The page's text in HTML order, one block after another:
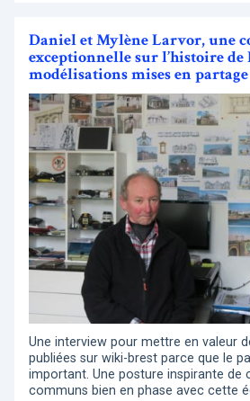
Daniel et Mylène Larvor, une
exceptionnelle sur l’histoire de
modélisations mises en
Une interview pour mettre en valeur
publiées sur wiki-brest parce que le
important. Une posture inspirante de
communs bien en phase avec cette